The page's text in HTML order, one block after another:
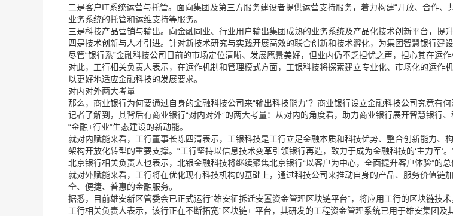
二是客户IT系统运营与托管。面向集团及第三方服务建设者提供运营支持服务，着力构建“开放、合作
业务系统的托管和运维支持等服务。
三是科技产品营销与输出。向金融同业、行业用户输出集团成熟的业务系统及产品化技术创新平台，提升
四是技术创新与人才引进。针对新技术研究与实践开展高效的联合创新和技术孵化，为集团智慧银行建
尽管“银行系”金融科技公司目前的市场定位清晰、发展愿景美好，但业内仍不乏担忧之声，担心其在运
对此，工行相关负责人表示，在运作机制和管理模式方面，工银科技将探索建立专业化、市场化的运作
以更好地适应金融科技的发展要求。
对内对外两大考量
那么，商业银行为何要通过自身的金融科技公司来“输出科技能力”？商业银行设立金融科技公司究竟有何
记者了解到，其背后有商业银行“对内对外”的两大考量：从对内的角度看，助力商业银行展开智慧银行
“金融+行业”生态建设的新动能。
就对内赋能来看，工行董事长陈四清表示，工银科技是工行立足金融本质和科技优势、整合创新能力
架构开放化转型的重要支撑。“工行坚持以信息技术变革引领银行再造，致力于成为金融科技的‘主力军’。
北京银行相关负责人也表示，北银金融科技将继续聚焦北京银行“以客户为中心，全面提升客户体验”的
就对外赋能来看，工行将在优化现有科技机构的基础上，通过科技公司来推动自身的产品、服务价值
全、便捷、普惠的金融服务。
据悉，目前雄安新区管委会已正式运行“雄安征拆迁安置资金管理区块链平台”，将应用工行的区块链技
工行相关负责人表示，该行正在不断拓宽“区块链+”平台，其研发的工程资金管理系统已用于雄安集团